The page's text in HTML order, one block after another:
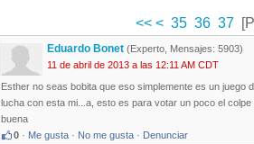
<< < 35 36 37
Eduardo Bonet (Experto, Mensajes: 5903)
11 de abril de 2013 a las 12:11 AM CDT
Esther no seas bobita que eso simplemente es un
lucha con esta mi...a, esto es para votar un poco el
buena
0 · Me gusta · No me gusta · Denunciar